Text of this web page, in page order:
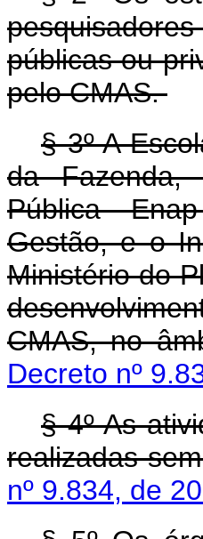
públicas ou
pelo CMAS.
§ 3º A
da Fazenda,
Pública -
Gestão, e o
Ministério do
CMAS, no
Decreto nº
§ 4º As
realizadas
nº 9.834, de